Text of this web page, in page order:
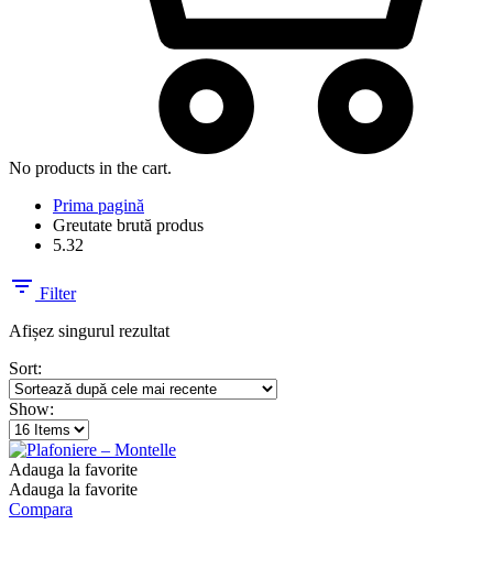
No products in the cart.
Prima pagină
Greutate brută produs
5.32
Filter
Afișez singurul rezultat
Sort:
Show:
Adauga la favorite
Adauga la favorite
Compara